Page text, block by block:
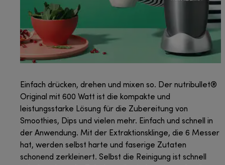
Einfach drücken, drehen und mixen so. Der nutribullet®
Original mit 600 Watt ist die kompakte und
leistungsstarke Lösung für die Zubereitung von
Smoothies, Dips und vielen mehr. Einfach und schnell in
der Anwendung. Mit der Extraktionsklinge, die 6 Messer
hat, werden selbst harte und faserige Zutaten
schonend zerkleinert. Selbst die Reinigung ist schnell